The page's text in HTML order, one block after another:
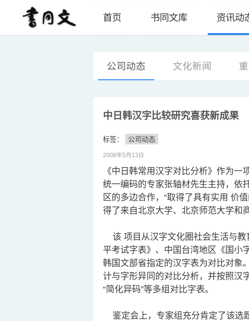
首页 书同文库 资讯动
公司动态 文化新闻
中日韩汉字比较研究喜获新成果
标签： 公司动态
2008年5月13日
《中日韩常用汉字对比分析》作为
统一编码的专家张轴材先生主持，依
区的多边合作，“取得了具有实用 价
得了来自北京大学、北京师范大学和
该 项目从汉字文化圈社会生活与教
平考试字表》、中国台湾地区《国小
韩国文部省指定的汉字表为对比对象
计与字形异同的对比分析，并按照汉
“简化异码”等多组对比字表。
鉴定会上，专家组充分肯定了该选